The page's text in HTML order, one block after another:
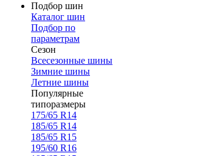
Подбор шин
Каталог шин
Подбор по
параметрам
Сезон
Всесезонные шины
Зимние шины
Летние шины
Популярные
типоразмеры
175/65 R14
185/65 R14
185/65 R15
195/60 R16